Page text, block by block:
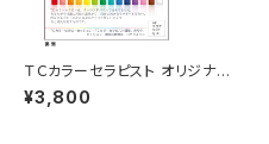
ＴＣカラーセラピスト オリジナル
名刺 50枚
¥3,800